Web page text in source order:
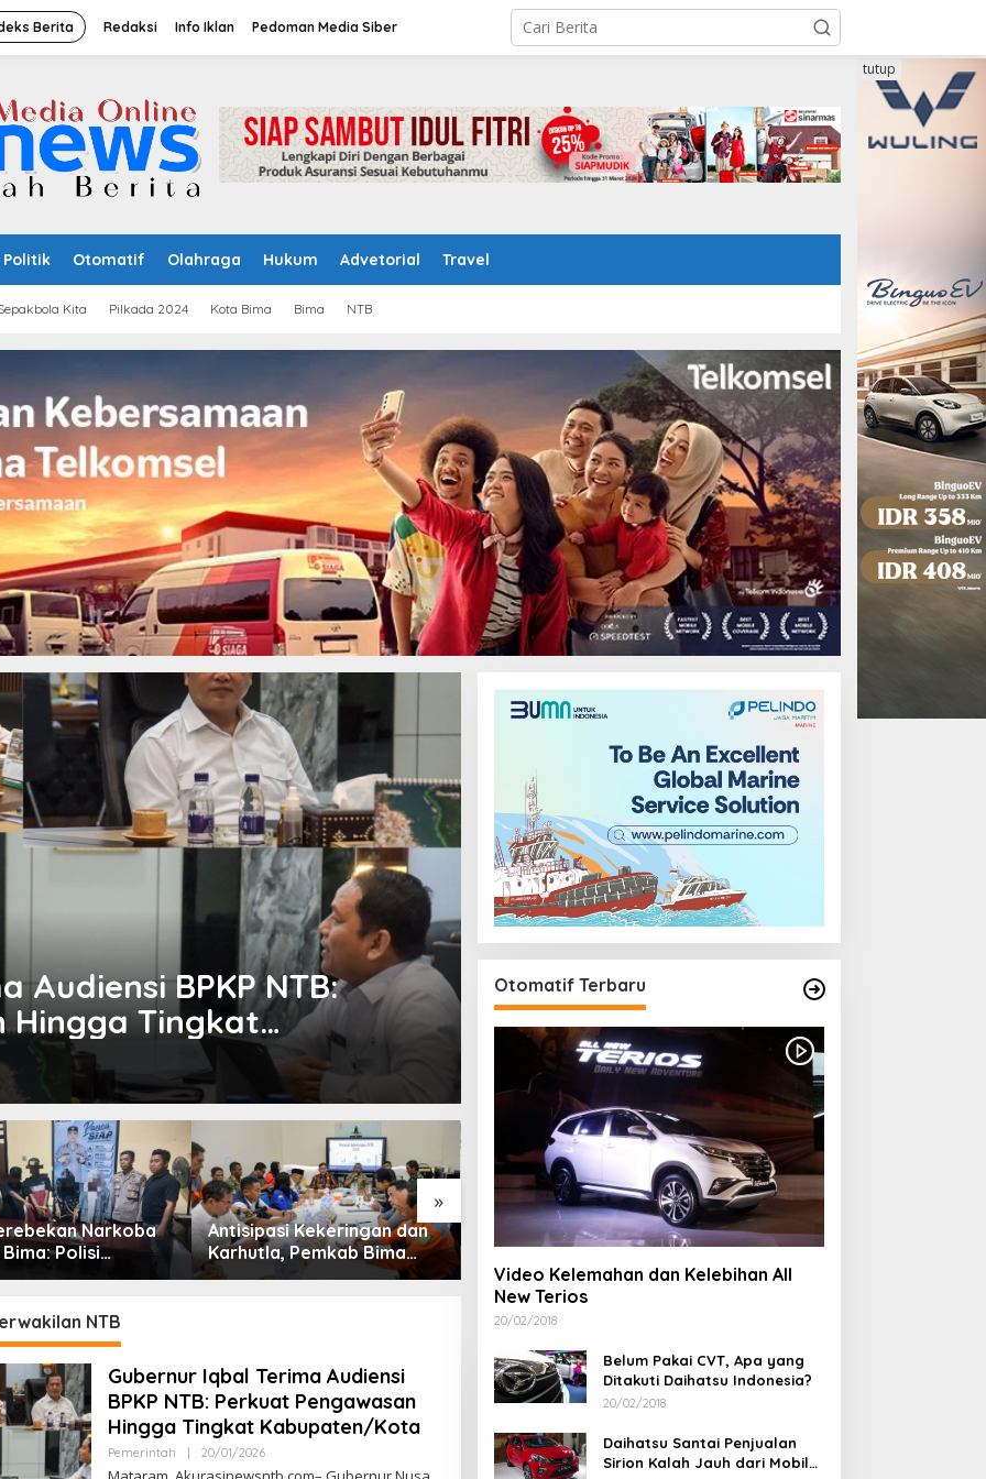
Berita Redaksi Info Iklan Pedoman Media Siber
Politik Otomatif Olahraga Hukum Advetorial Travel
Kita Pilkada 2024 Kota Bima Bima NTB
tutup
Audiensi BPKP NTB:
Hingga Tingkat
»
Narkoba
Polisi
4 Orang dan 10
Antisipasi Kekeringan dan
Karhutla, Pemkab Bima
Gelar Rakor Lintas Sektor
Dinas Kesehatan
Kabupaten Bima Perkuat
Sinergi Lintas Sektor
Akselerasi Penerapan
Integrasi Layanan Primer
Kontingen Pramuka
Kabupaten Bima Resmi
Dilepas Menuju Jamnas XII
NTB
Gubernur Iqbal Terima Audiensi
BPKP NTB: Perkuat Pengawasan
Hingga Tingkat Kabupaten/Kota
Pemerintah 20/01/2026O
Otomatif Terbaru
Video Kelemahan dan Kelebihan All
New Terios
20/02/2018
Belum Pakai CVT, Apa yang
Ditakuti Daihatsu Indonesia?
20/02/2018
Daihatsu Santai Penjualan
Sirion Kalah Jauh dari Mobil